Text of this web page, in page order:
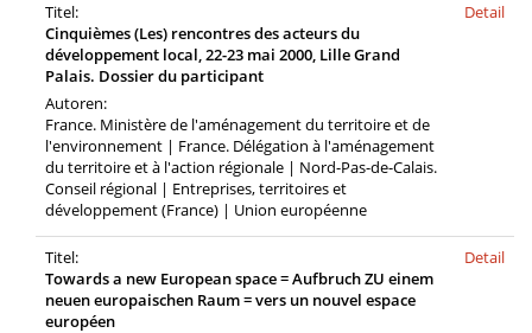
Titel:
Cinquièmes (Les) rencontres des acteurs du
développement local, 22-23 mai 2000, Lille Grand
Palais. Dossier du participant
Autoren:
France. Ministère de l'aménagement du territoire et de
l'environnement | France. Délégation à l'aménagement
du territoire et à l'action régionale | Nord-Pas-de-Calais.
Conseil régional | Entreprises, territoires et
développement (France) | Union européenne
Detail
Titel:
Towards a new European space = Aufbruch ZU einem
neuen europaischen Raum = vers un nouvel espace
européen
Detail